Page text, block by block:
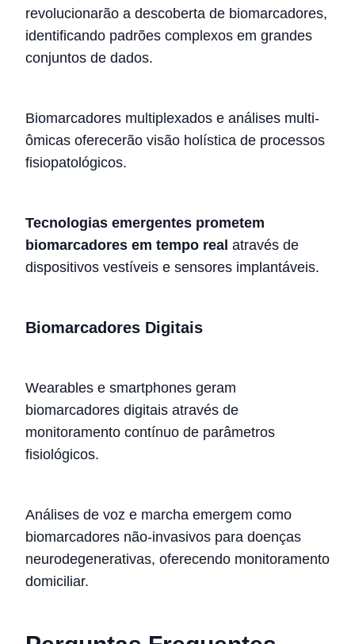
revolucionarão a descoberta de biomarcadores,
identificando padrões complexos em grandes
conjuntos de dados.
Biomarcadores multiplexados e análises multi-
ômicas oferecerão visão holística de processos
fisiopatológicos.
Tecnologias emergentes prometem
biomarcadores em tempo real através de
dispositivos vestíveis e sensores implantáveis.
Biomarcadores Digitais
Wearables e smartphones geram
biomarcadores digitais através de
monitoramento contínuo de parâmetros
fisiológicos.
Análises de voz e marcha emergem como
biomarcadores não-invasivos para doenças
neurodegenerativas, oferecendo monitoramento
domiciliar.